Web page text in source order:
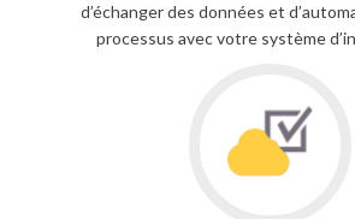
d’échanger des données et
processus avec votre système